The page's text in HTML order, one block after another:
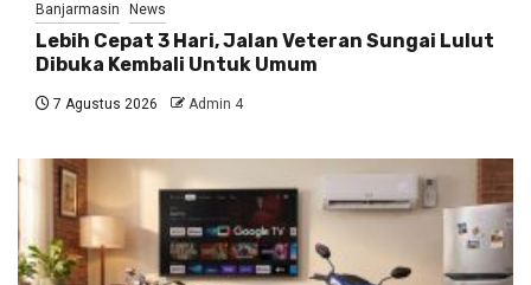
Banjarmasin News
Lebih Cepat 3 Hari, Jalan Veteran Sungai Lulut
Dibuka Kembali Untuk Umum
7 Agustus 2026 Admin 4